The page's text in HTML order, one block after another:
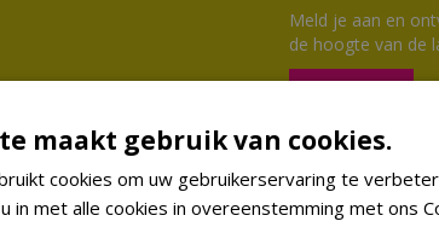
Meld je aan en
de hoogte van de
Aanmelden
Tuinwereld Wijchen
maakt gebruik van cookies.
cookies om uw gebruikerservaring te
in met alle cookies in overeenstemming met ons